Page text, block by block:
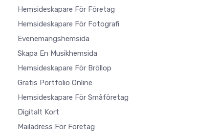
Hemsideskapare För Företag
Hemsideskapare För Fotografi
Evenemangshemsida
Skapa En Musikhemsida
Hemsideskapare För Bröllop
Gratis Portfolio Online
Hemsideskapare För Småföretag
Digitalt Kort
Mailadress För Företag